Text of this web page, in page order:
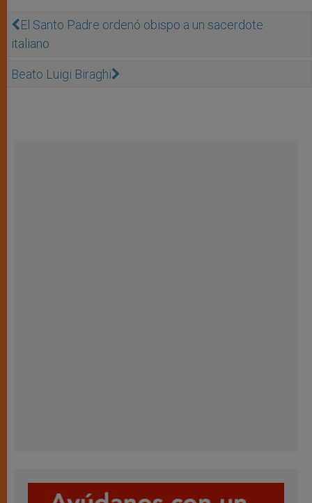
El Santo Padre ordenó obispo a un sacerdote
italiano
Beato Luigi Biraghi